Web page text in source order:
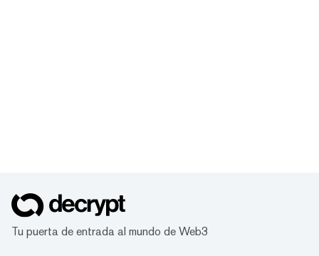
Tu puerta de entrada al mundo de Web3